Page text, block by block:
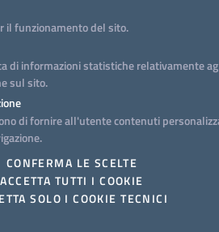
il funzionamento del sito.
di informazioni statistiche relativamente
sul sito.
di fornire all'utente contenuti
CONFERMA LE SCELTE
ACCETTA TUTTI I COOKIE
SOLO I COOKIE TECNICI